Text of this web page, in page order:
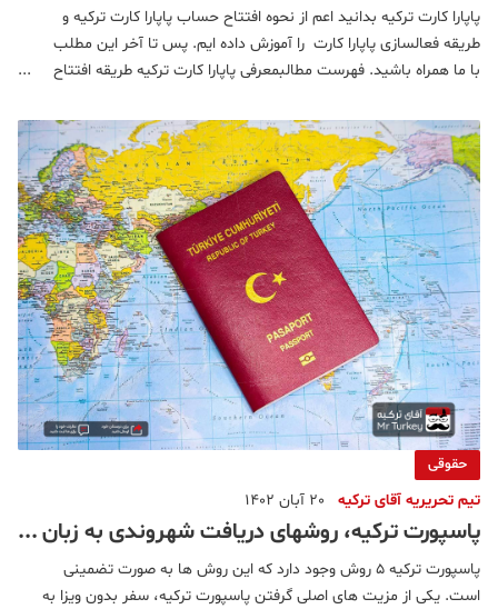
حساب در پاپارا بدانید
پاپارا کارت ترکیه بدانید اعم از نحوه افتتاح حساب پاپارا کارت ترکیه و
طریقه فعالسازی پاپارا کارت را آموزش داده ایم. پس تا آخر این مطلب
با ما همراه باشید. فهرست مطالبمعرفی پاپارا کارت ترکیه طریقه افتتاح
کارت ترکیه
حقوقی
تیم تحریریه آقای ترکیه 20 آبان 1402
پاسپورت ترکیه، روشهای دریافت شهروندی به زبان
ساده
پاسپورت ترکیه 5 روش وجود دارد که این روش ها به صورت تضمینی
است. یکی از مزیت های اصلی گرفتن پاسپورت ترکیه، سفر بدون ویزا به